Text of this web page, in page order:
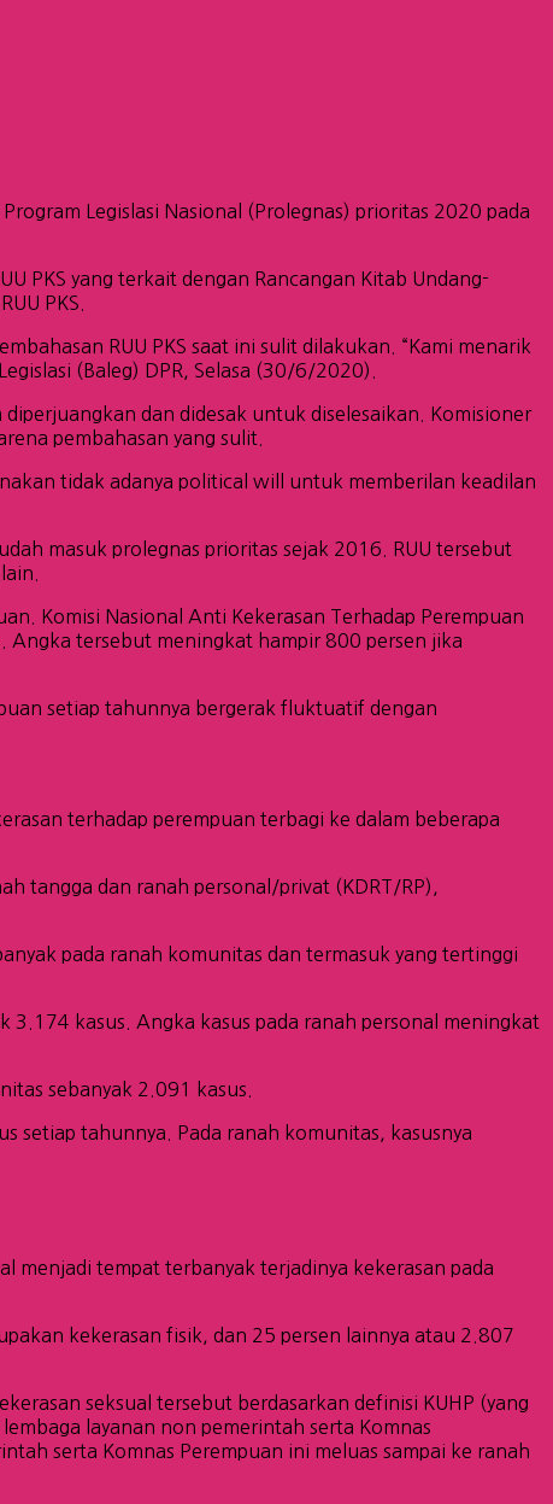
Legislasi Nasional (Prolegnas) prioritas 2020 pada
PKS yang terkait dengan Rancangan Kitab Undang-
PKS.
RUU PKS saat ini sulit dilakukan. “Kami menarik
(Baleg) DPR, Selasa (30/6/2020).
dan didesak untuk diselesaikan. Komisioner
pembahasan yang sulit.
tidak adanya political will untuk memberilan keadilan
masuk prolegnas prioritas sejak 2016. RUU tersebut
Komisi Nasional Anti Kekerasan Terhadap Perempuan
Angka tersebut meningkat hampir 800 persen jika
setiap tahunnya bergerak fluktuatif dengan
terhadap perempuan terbagi ke dalam beberapa
tangga dan ranah personal/privat (KDRT/RP),
pada ranah komunitas dan termasuk yang tertinggi
3.174 kasus. Angka kasus pada ranah personal meningkat
sebanyak 2.091 kasus.
setiap tahunnya. Pada ranah komunitas, kasusnya
menjadi tempat terbanyak terjadinya kekerasan pada
kekerasan fisik, dan 25 persen lainnya atau 2.807
seksual tersebut berdasarkan definisi KUHP (yang
layanan non pemerintah serta Komnas
serta Komnas Perempuan ini meluas sampai ke ranah